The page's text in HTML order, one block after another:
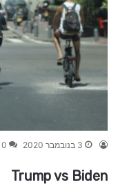
3 בנובמבר 2020 0
Trump vs Biden